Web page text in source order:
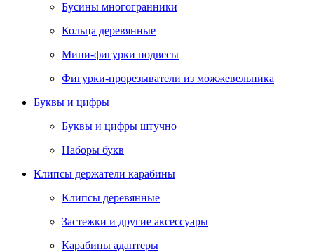
Бусины многогранники
Кольца деревянные
Мини-фигурки подвесы
Фигурки-прорезыватели из можжевельника
Буквы и цифры
Буквы и цифры штучно
Наборы букв
Клипсы держатели карабины
Клипсы деревянные
Застежки и другие аксессуары
Карабины адаптеры